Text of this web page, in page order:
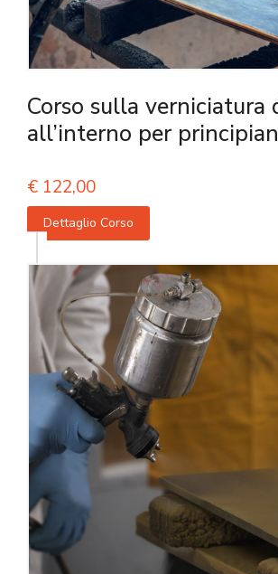
Corso sulla verniciatura
all’interno per
€ 122,00
Dettaglio Corso